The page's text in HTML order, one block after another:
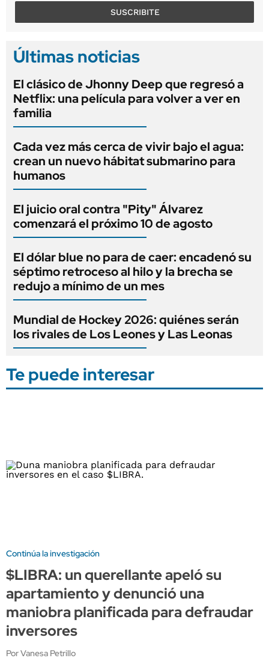
SUSCRIBITE
Últimas noticias
El clásico de Jhonny Deep que regresó a
Netflix: una película para volver a ver en
familia
Cada vez más cerca de vivir bajo el agua:
crean un nuevo hábitat submarino para
humanos
El juicio oral contra "Pity" Álvarez
comenzará el próximo 10 de agosto
El dólar blue no para de caer: encadenó su
séptimo retroceso al hilo y la brecha se
redujo a mínimo de un mes
Mundial de Hockey 2026: quiénes serán
los rivales de Los Leones y Las Leonas
Te puede interesar
Continúa la investigación
$LIBRA: un querellante apeló su
apartamiento y denunció una
maniobra planificada para defraudar
inversores
Por Vanesa Petrillo